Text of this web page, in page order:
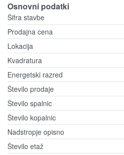
Osnovni podatki
Šifra stavbe
Prodajna cena
Lokacija
Kvadratura
Energetski razred
Število prodaje
Število spalnic
Število kopalnic
Nadstropje opisno
Število etaž